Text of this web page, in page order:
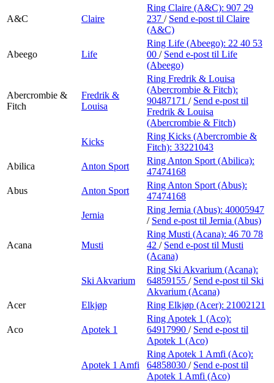
A&C Claire
Ring Claire (A&C): 907 29
237 / Send e-post til Claire
(A&C)
Abeego Life
Ring Life (Abeego): 22 40 53
00 / Send e-post til Life
(Abeego)
Abercrombie &
Fitch
Fredrik &
Louisa
Ring Fredrik & Louisa
(Abercrombie & Fitch):
90487171 / Send e-post til
Fredrik & Louisa
(Abercrombie & Fitch)
Kicks
Ring Kicks (Abercrombie &
Fitch): 33221043
Abilica
Anton Sport
Ring Anton Sport (Abilica):
47474168
Abus
Anton Sport
Ring Anton Sport (Abus):
47474168
Jernia
Ring Jernia (Abus): 40005947
/ Send e-post til Jernia (Abus)
Acana Musti
Ring Musti (Acana): 46 70 78
42 / Send e-post til Musti
(Acana)
Ski Akvarium
Ring Ski Akvarium (Acana):
64859155 / Send e-post til Ski
Akvarium (Acana)
Acer
Elkjøp Ring Elkjøp (Acer): 21002121
Aco Apotek 1
Ring Apotek 1 (Aco):
64917990 / Send e-post til
Apotek 1 (Aco)
Apotek 1 Amfi
Ring Apotek 1 Amfi (Aco):
64858030 / Send e-post til
Apotek 1 Amfi (Aco)